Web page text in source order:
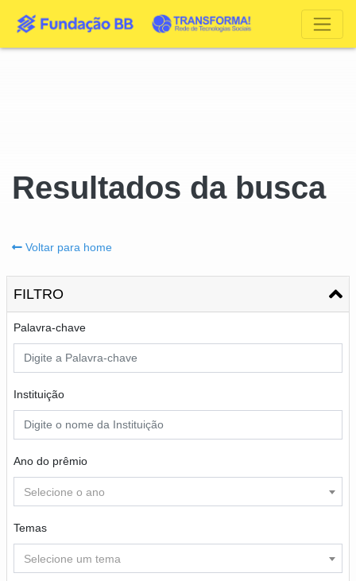
Resultados da busca
Voltar para home
FILTRO
Palavra-chave
Instituição
Ano do prêmio
Selecione o ano
Temas
Selecione um tema